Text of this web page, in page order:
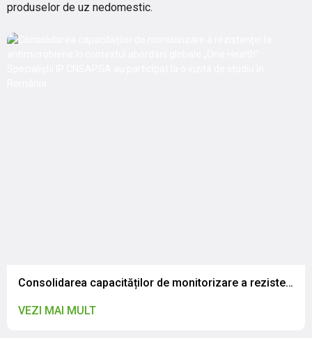
produselor de uz nedomestic.
Consolidarea capacităților de monitorizare a rezistenței la antimicrobiene în contextul abordării globale „One Health”: Specialiștii IP CNSAPSA au participat la o vizită de studiu în România
VEZI MAI MULT